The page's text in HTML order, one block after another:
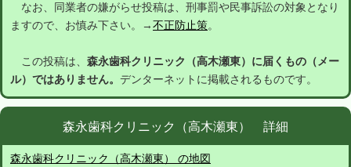
なお、同業者の嫌がらせ投稿は、刑事罰や民事訴訟の対象となり
ますので、お慎み下さい。→不正防止策。
この投稿は、 森永歯科クリニック（高木瀬東）に届くもの（メー
ル）ではありません。 デンターネットに掲載されるものです。
森永歯科クリニック（高木瀬東） 詳細
森永歯科クリニック（高木瀬東） の地図